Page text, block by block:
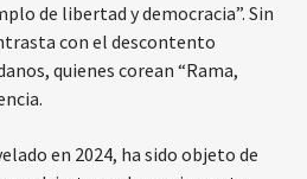
de libertad y democracia”. Sin
con el descontento
quienes corean “Rama,
en 2024, ha sido objeto de